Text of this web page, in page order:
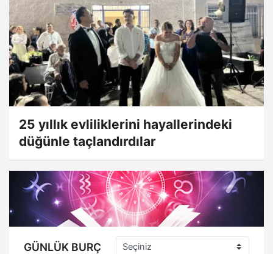
25 yıllık evliliklerini hayallerindeki
düğünle taçlandırdılar
GÜNLÜK BURÇ